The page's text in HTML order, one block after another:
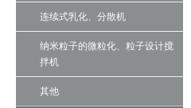
连续式乳化、分散机
纳米粒子的微粒化、粒子设计搅
拌机
其他